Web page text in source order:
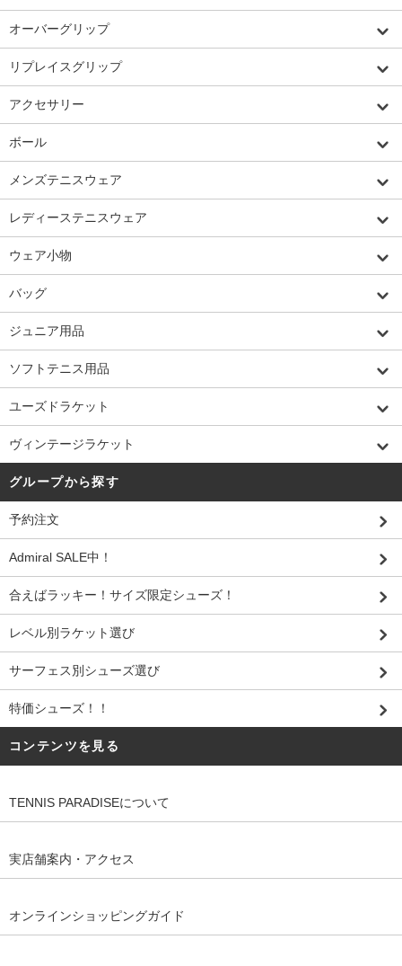
オーバーグリップ
リプレイスグリップ
アクセサリー
ボール
メンズテニスウェア
レディーステニスウェア
ウェア小物
バッグ
ジュニア用品
ソフトテニス用品
ユーズドラケット
ヴィンテージラケット
グループから探す
予約注文
Admiral SALE中！
合えばラッキー！サイズ限定シューズ！
レベル別ラケット選び
サーフェス別シューズ選び
特価シューズ！！
コンテンツを見る
TENNIS PARADISEについて
実店舗案内・アクセス
オンラインショッピングガイド